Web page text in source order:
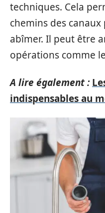
techniques. Cela
chemins des
abîmer. Il peut être
opérations comme
A lire également :
indispensables au